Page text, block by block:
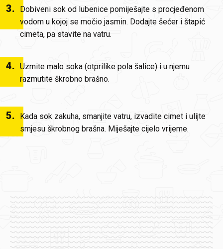
3.
Dobiveni sok od lubenice pomiješajte s procjeđenom
vodom u kojoj se močio jasmin. Dodajte šećer i štapić
cimeta, pa stavite na vatru.
4. Uzmite malo soka (otprilike pola šalice) i u njemu
razmutite škrobno brašno.
5.
Kada sok zakuha, smanjite vatru, izvadite cimet i ulijte
smjesu škrobnog brašna. Miješajte cijelo vrijeme.